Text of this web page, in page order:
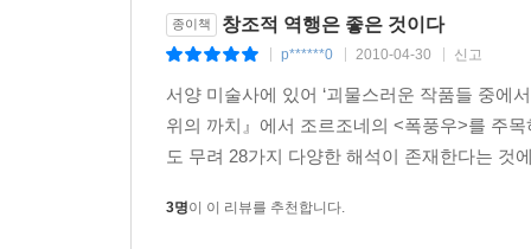
한 번 잘못 놀렸다고 이단으로 몰려서 처형당하
거기에 대변을 보며 그 부조리의 일부가 된다. 입
풍자하는 브뤼헐도 그 부조리에서 예외는 아
상징이다.
마지막으로 저 교수대의 모습에 주목해 보자. 어
앞서는 셈이다. 한 가지 이상한 것은, 아무리
종이책 창조적 역행은 좋은 것이다
p******0 2010-04-30 신고
서양 미술사에 있어 ‘괴물스러운 작품들 중에
위의 까치』에서 조르조네의 <폭풍우>를 주
도 무려 28가지 다양한 해석이 존재한다는 것
3명이 이 리뷰를 추천합니다.